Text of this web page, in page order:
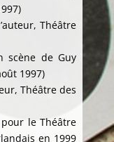
Théâtre
scène de Guy
1997)
Théâtre des
le Théâtre
en 1999